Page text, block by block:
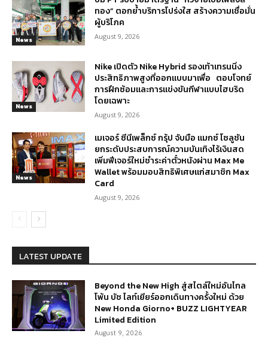
News
ทอง” ตอกย้ำบริการโปร่งใส สร้างความเชื่อมั่น
ผู้บริโภค
August 9, 2026
News
Nike เปิดตัว Nike Hybrid รองเท้าเทรนนิ่ง
ประสิทธิภาพสูงที่ออกแบบมาเพื่อ ตอบโจทย์
การฝึกซ้อมและการแข่งขันกีฬาแบบไฮบริด
โดยเฉพาะ
August 9, 2026
News
เมเจอร์ ซีนีเพล็กซ์ กรุ้ป จับมือ แมกซ์ โซลูชัน
ยกระดับประสบการณ์ความบันเทิงไร้เงินสด
เพิ่มฟีเจอร์ใหม่ชำระค่าตั๋วหนังผ่าน Max Me
Wallet พร้อมมอบสิทธิพิเศษแก่สมาชิก Max
Card
August 9, 2026
LATEST UPDATE
Beyond the New High สู่สไตล์ใหม่อันไกล
โพ้น บัซ ไลท์เยียร์ออกเดินทางครั้งใหม่ ด้วย
New Honda Giorno+ BUZZ LIGHTYEAR
Limited Edition
August 9, 2026